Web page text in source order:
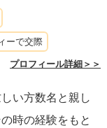
ーで交際
プロフィール詳細＞＞
い方数名と親し
時の経験をもと